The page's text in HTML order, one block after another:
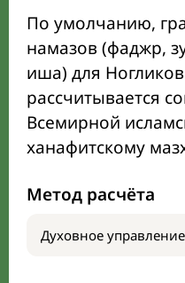
По умолчанию,
намазов (фаджр,
иша) для
рассчитывается
Всемирной
ханафитскому
Метод расчёта